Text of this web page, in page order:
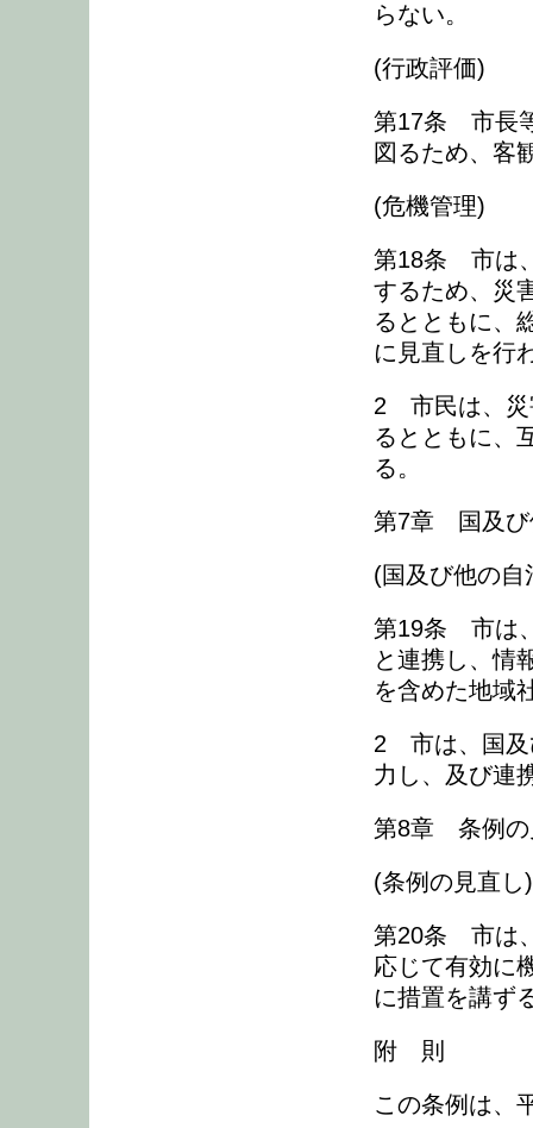
らない。
(行政評価)
第17条 市長
図るため、客
(危機管理)
第18条 市は
するため、災
るとともに、
に見直しを行
2 市民は、災
るとともに、
る。
第7章 国及び
(国及び他の
第19条 市は
と連携し、情
を含めた地域
2 市は、国及
力し、及び連
第8章 条例の
(条例の見直し)
第20条 市は
応じて有効に
に措置を講ず
附 則
この条例は、